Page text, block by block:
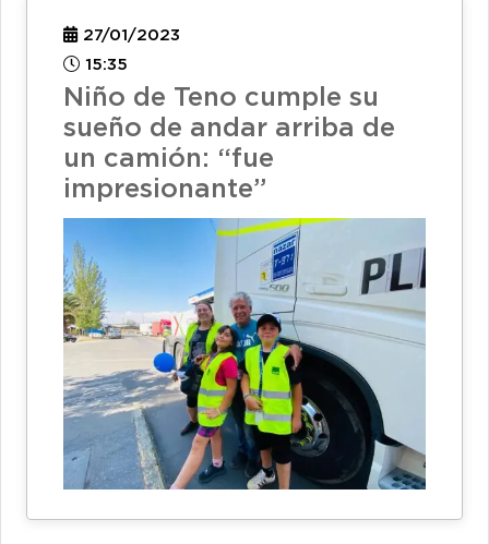
27/01/2023
15:35
Niño de Teno cumple su
sueño de andar arriba de
un camión: “fue
impresionante”